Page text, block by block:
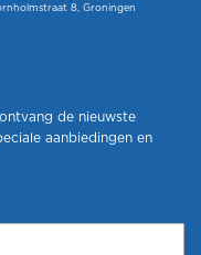
8, Groningen
de nieuwste
aanbiedingen en